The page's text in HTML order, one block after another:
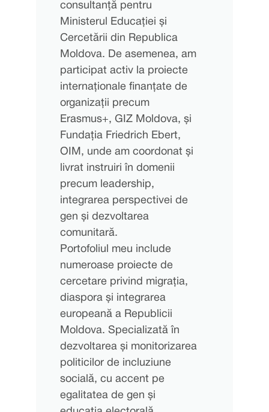
consultanță pentru
Ministerul Educației și
Cercetării din Republica
Moldova. De asemenea, am
participat activ la proiecte
internaționale finanțate de
organizații precum
Erasmus+, GIZ Moldova, și
Fundația Friedrich Ebert,
OIM, unde am coordonat și
livrat instruiri în domenii
precum leadership,
integrarea perspectivei de
gen și dezvoltarea
comunitară.
Portofoliul meu include
numeroase proiecte de
cercetare privind migrația,
diaspora și integrarea
europeană a Republicii
Moldova. Specializată în
dezvoltarea și monitorizarea
politicilor de incluziune
socială, cu accent pe
egalitatea de gen și